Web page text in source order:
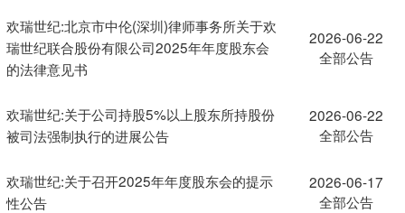
欢瑞世纪:北京市中伦(深圳)律师事务所关于欢
瑞世纪联合股份有限公司2025年年度股东会
的法律意见书
2026-06-22
全部公告
欢瑞世纪:关于公司持股5%以上股东所持股份
被司法强制执行的进展公告
2026-06-22
全部公告
欢瑞世纪:关于召开2025年年度股东会的提示
性公告
2026-06-17
全部公告